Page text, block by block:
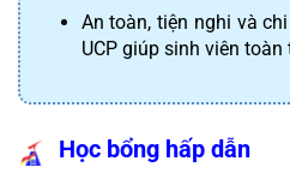
An toàn, tiện nghi và
UCP giúp sinh viên
Học bổng hấp dẫn